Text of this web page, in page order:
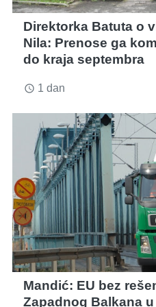
Direktorka Batuta o
Nila: Prenose ga
do kraja septembra
access_time 1 dan
Mandić: EU bez
Zapadnog Balkana